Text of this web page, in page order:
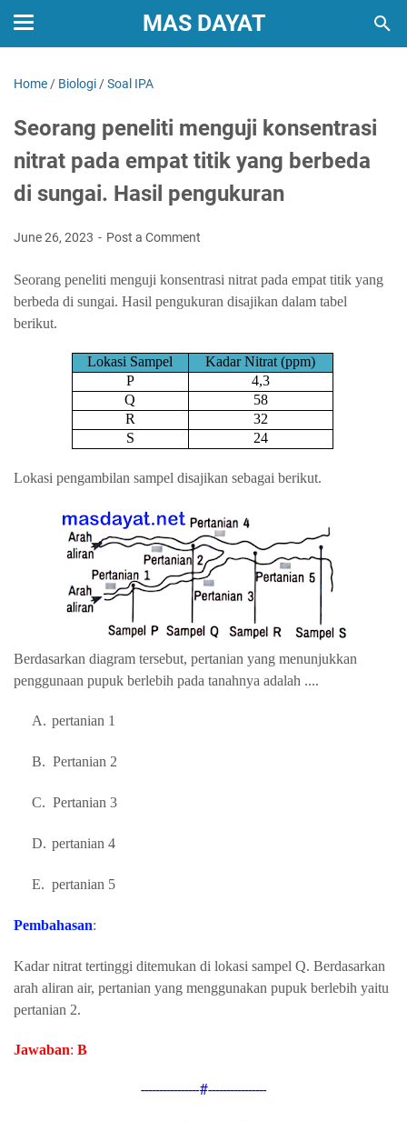
MAS DAYAT
Home / Biologi /Soal IPA
Seorang peneliti menguji konsentrasi
nitrat pada empat titik yang berbeda
di sungai. Hasil pengukuran
June 26, 2023 Post a Comment
Seorang peneliti menguji konsentrasi nitrat pada empat titik yang
berbeda di sungai. Hasil pengukuran disajikan dalam tabel
berikut.
Lokasi Sampel
Kadar Nitrat (ppm)
P
4,3
Q
58
R
32
S
24
Lokasi pengambilan sampel disajikan sebagai berikut.
Berdasarkan diagram tersebut, pertanian yang menunjukkan
penggunaan pupuk berlebih pada tanahnya adalah ....
A. pertanian 1
B. Pertanian 2
C. Pertanian 3
D. pertanian 4
E. pertanian 5
Pembahasan:
Kadar nitrat tertinggi ditemukan di lokasi sampel Q. Berdasarkan
arah aliran air, pertanian yang menggunakan pupuk berlebih yaitu
pertanian 2.
Jawaban: B
----------------#----------------